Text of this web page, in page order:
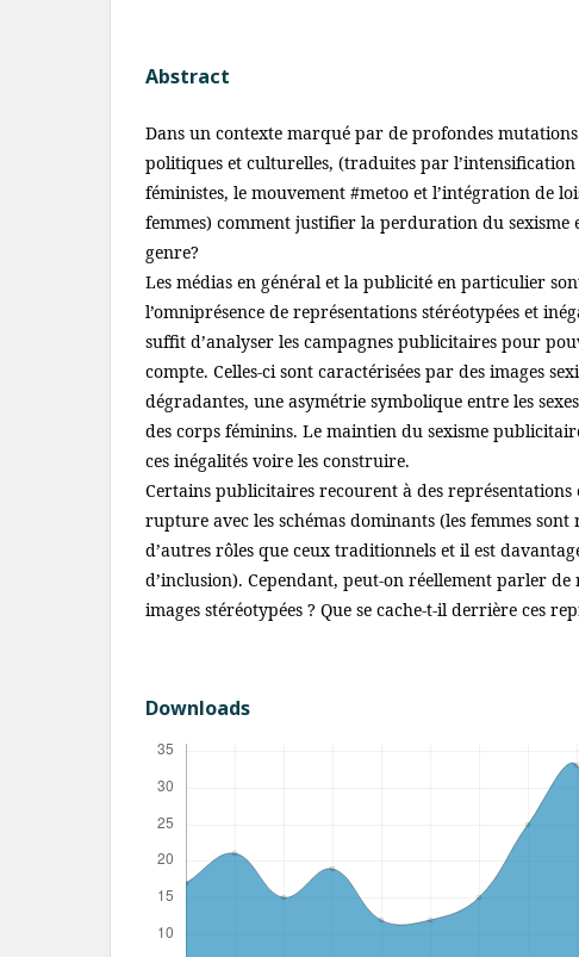
Abstract
Dans un contexte marqué par de profondes mutations
politiques et culturelles, (traduites par l’intensification
féministes, le mouvement #metoo et l’intégration de
femmes) comment justifier la perduration du sexisme
genre?
Les médias en général et la publicité en particulier
l’omniprésence de représentations stéréotypées et
suffit d’analyser les campagnes publicitaires pour
compte. Celles-ci sont caractérisées par des images
dégradantes, une asymétrie symbolique entre les
des corps féminins. Le maintien du sexisme
ces inégalités voire les construire.
Certains publicitaires recourent à des représentations
rupture avec les schémas dominants (les femmes sont
d’autres rôles que ceux traditionnels et il est
d’inclusion). Cependant, peut-on réellement parler de
images stéréotypées ? Que se cache-t-il derrière ces
Downloads